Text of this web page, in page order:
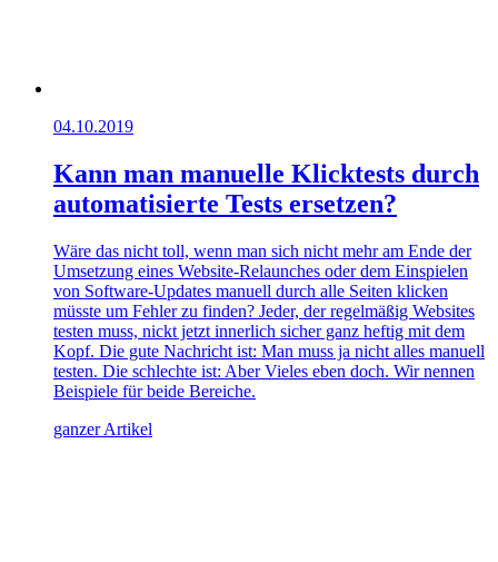
04.10.2019
Kann man manuelle Klicktests durch
automatisierte Tests ersetzen?
Wäre das nicht toll, wenn man sich nicht mehr am Ende der
Umsetzung eines Website-Relaunches oder dem Einspielen
von Software-Updates manuell durch alle Seiten klicken
müsste um Fehler zu finden? Jeder, der regelmäßig Websites
testen muss, nickt jetzt innerlich sicher ganz heftig mit dem
Kopf. Die gute Nachricht ist: Man muss ja nicht alles manuell
testen. Die schlechte ist: Aber Vieles eben doch. Wir nennen
Beispiele für beide Bereiche.
ganzer Artikel